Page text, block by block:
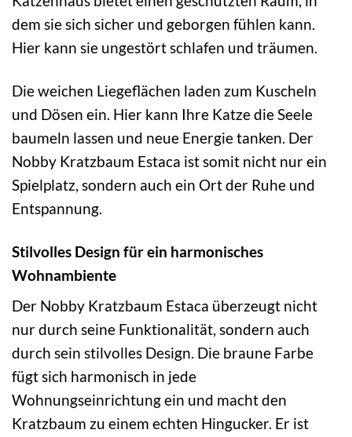
dem sie sich sicher und geborgen fühlen kann.
Hier kann sie ungestört schlafen und träumen.
Die weichen Liegeflächen laden zum Kuscheln
und Dösen ein. Hier kann Ihre Katze die Seele
baumeln lassen und neue Energie tanken. Der
Nobby Kratzbaum Estaca ist somit nicht nur ein
Spielplatz, sondern auch ein Ort der Ruhe und
Entspannung.
Stilvolles Design für ein harmonisches
Wohnambiente
Der Nobby Kratzbaum Estaca überzeugt nicht
nur durch seine Funktionalität, sondern auch
durch sein stilvolles Design. Die braune Farbe
fügt sich harmonisch in jede
Wohnungseinrichtung ein und macht den
Kratzbaum zu einem echten Hingucker. Er ist